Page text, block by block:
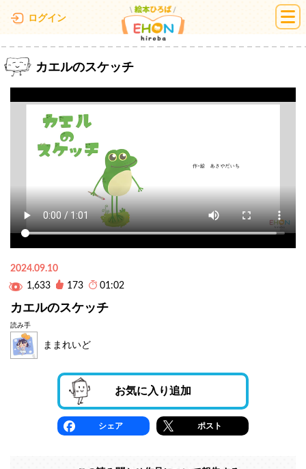
ログイン 絵本ひろば
カエルのスケッチ
2024.09.10
1,633
173 01:02
カエルのスケッチ
読み手
ままれいど
お気に入り追加
シェア ポスト